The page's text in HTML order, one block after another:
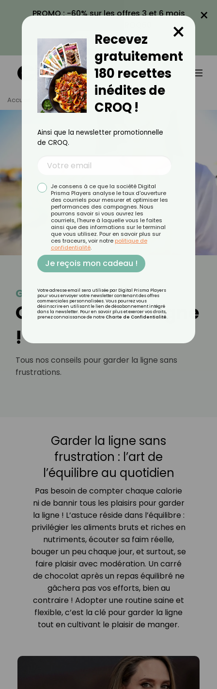
PROMO : -60% sur les offres 3 et 6 mois
VOIR LA PROMO
×
Accueil Tag Garder La Ligne
Garder la ligne
On surveille sa ligne
!
Tous nos conseils pour garder la ligne sans
frustrations.
Garder la ligne sans
frustration : l’art de
l’équilibre au quotidien
Pas besoin de compter chaque calorie
ni de bannir tous les plaisirs pour garder
la ligne ! L’astuce réside dans l’équilibre :
privilégier les aliments bruts et riches en
nutriments, écouter sa faim réelle,
bouger un peu chaque jour, et surtout, se
faire plaisir avec modération. Un carré
de chocolat après un repas équilibré ne
gâchera pas vos efforts, bien au
contraire ! Adopter une routine saine et
flexible, c’est la clé pour garder la ligne
tout en cultivant le plaisir de manger.
Recevez
gratuitement
180 recettes
inédites de
CROQ !
×
Ainsi que la newsletter promotionnelle
de CROQ.
Je consens à ce que la société Digital
Prisma Players analyse le taux d'ouverture
des courriels pour mesurer et optimiser les
performances des campagnes. Nous
pourrons savoir si vous ouvrez les
courriels, l'heure à laquelle vous le faites
ainsi que des informations sur le terminal
que vous utilisez. Pour en savoir plus sur
ces traceurs, voir notre politique de
confidentialité.
Je reçois mon cadeau !
Votre adresse email sera utilisée par Digital Prisma Players
pour vous envoyer votre newsletter contenant des offres
commerciales personnalisées. Vous pourrez vous
désinscrire en utilisant le lien de désabonnement intégré
dans la newsletter. Pour en savoir plus et exercer vos droits,
prenez connaissance de notre Charte de Confidentialité.